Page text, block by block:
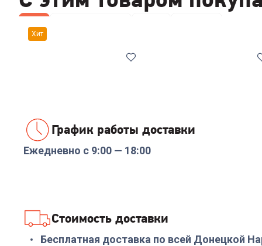
Хит
Код:00-00014294
18 999 10 999
График работы доставки
Ежедневно с 9:00 — 18:00
Стоимость доставки
Бесплатная доставка по всей Донецкой